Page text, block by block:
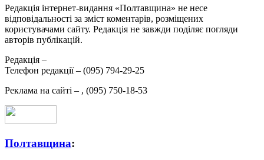
Редакція інтернет-видання «Полтавщина» не несе
відповідальності за зміст коментарів, розміщених
користувачами сайту. Редакція не завжди поділяє погляди
авторів публікацій.
Редакція –
Телефон редакції – (095) 794-29-25
Реклама на сайті – , (095) 750-18-53
Полтавщина: